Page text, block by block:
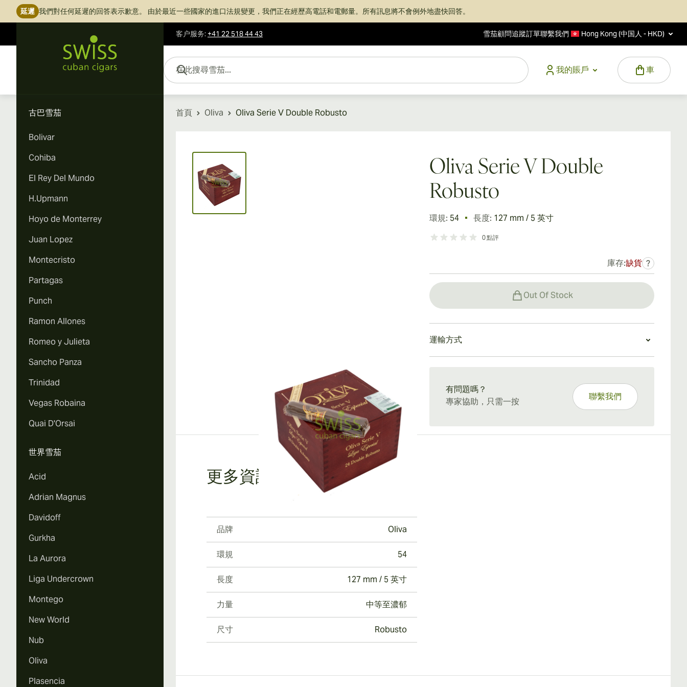
延遲 我們對任何延遲的回答表示歉意。 由於最近一些國家的進口法規變更，我們正在經歷高電話和電郵量。所有訊息將不會例外地盡快回答。
客户服务:+41 22 518 44 43 雪茄顧問追蹤訂單聯繫我們 Hong Kong (中国人 - HKD)
我的賬戶
車
在此搜尋雪茄...
古巴雪茄
Bolivar
Cohiba
El Rey Del Mundo
H.Upmann
Hoyo de Monterrey
Juan Lopez
Montecristo
Partagas
Punch
Ramon Allones
Romeo y Julieta
Sancho Panza
Trinidad
Vegas Robaina
Quai D'Orsai
世界雪茄
Acid
Adrian Magnus
Davidoff
Gurkha
La Aurora
Liga Undercrown
Montego
New World
Nub
Oliva
Plasencia
首頁 Oliva Oliva Serie V Double Robusto
View larger image
Oliva Serie V Double
Robusto
環規: 54 長度: 127 mm / 5 英寸
0點評
庫存:缺貨 ?
Out Of Stock
運輸方式
有問題嗎？
專家協助，只需一按
聯繫我們
更多資訊
品牌 Oliva
環規 54
長度 127 mm / 5 英寸
力量 中等至濃郁
尺寸 Robusto